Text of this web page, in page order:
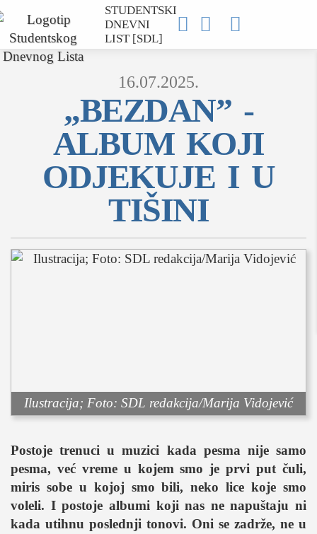
STUDENTSKI
DNEVNI
LIST [SDL]
  
MOJ SDL
SEKCIJE
rukomet
e-sport
zabava
muzika
putovanja
moda i stil
16.07.2025.
„BEZDAN” -
ALBUM KOJI
ODJEKUJE I U
TIŠINI
Ilustracija; Foto: SDL redakcija/Marija Vidojević
Postoje trenuci u muzici kada pesma nije samo
pesma, već vreme u kojem smo je prvi put čuli,
miris sobe u kojoj smo bili, neko lice koje smo
voleli. I postoje albumi koji nas ne napuštaju ni
kada utihnu poslednji tonovi. Oni se zadrže, ne u